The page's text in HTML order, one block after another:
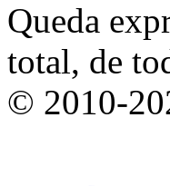
Queda
total, de
© 2010-